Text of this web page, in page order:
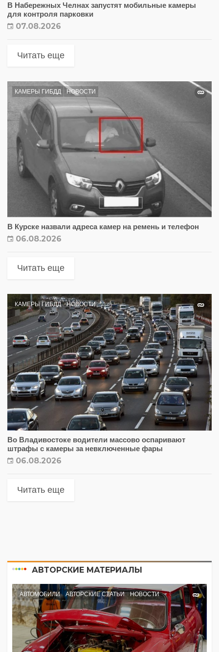
В Набережных Челнах запустят мобильные камеры
для контроля парковки
07.08.2026
Читать еще
КАМЕРЫ ГИБДД НОВОСТИ
В Курске назвали адреса камер на ремень и телефон
06.08.2026
Читать еще
КАМЕРЫ ГИБДД НОВОСТИ
Во Владивостоке водители массово оспаривают
штрафы с камеры за невключенные фары
06.08.2026
Читать еще
АВТОРСКИЕ МАТЕРИАЛЫ
АВТОМОБИЛИ АВТОРСКИЕ СТАТЬИ НОВОСТИ